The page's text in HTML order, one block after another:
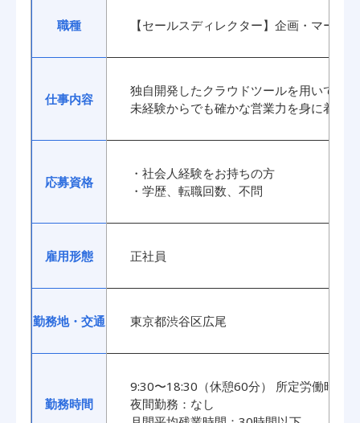
職種 【セールスディレクター】企画・マーケ
仕事内容
独自開発したクラウドツールを用いて営
未経験からでも確かな営業力を身に着け
応募資格
・社会人経験をお持ちの方
・学歴、転職回数、不問
雇用形態 正社員
勤務地・交通 東京都渋谷区広尾
勤務時間
9:30〜18:30（休憩60分） 所定労働時間8
夜間勤務：なし